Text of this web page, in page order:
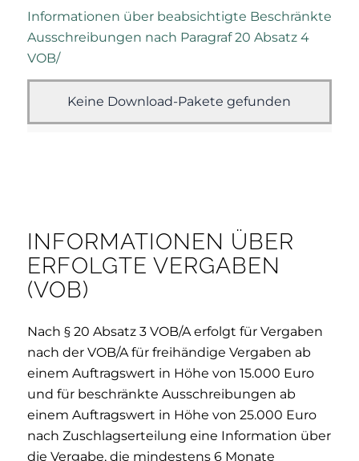
Informationen über beabsichtigte Beschränkte
Ausschreibungen nach Paragraf 20 Absatz 4
VOB/
Keine Download-Pakete gefunden
INFORMATIONEN ÜBER
ERFOLGTE VERGABEN
(VOB)
Nach § 20 Absatz 3 VOB/A erfolgt für Vergaben
nach der VOB/A für freihändige Vergaben ab
einem Auftragswert in Höhe von 15.000 Euro
und für beschränkte Ausschreibungen ab
einem Auftragswert in Höhe von 25.000 Euro
nach Zuschlagserteilung eine Information über
die Vergabe, die mindestens 6 Monate